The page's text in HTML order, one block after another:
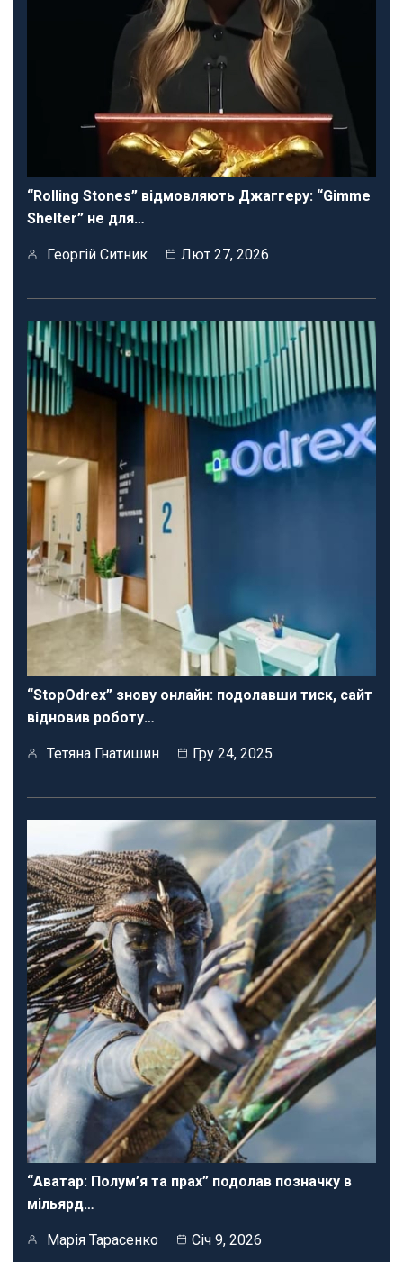
“Rolling Stones” відмовляють Джаггеру: “Gimme
Shelter” не для…
Георгій Ситник Лют 27, 2026
“StopOdrex” знову онлайн: подолавши тиск, сайт
відновив роботу…
Тетяна Гнатишин Гру 24, 2025
“Аватар: Полум’я та прах” подолав позначку в
мільярд…
Марія Тарасенко Січ 9, 2026